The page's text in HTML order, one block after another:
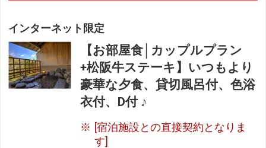
インターネット限定
【お部屋食│カップルプラン
+松阪牛ステーキ】いつもより
豪華な夕食、貸切風呂付、色浴
衣付、D付 ♪
[宿泊施設との直接契約となりま
す]